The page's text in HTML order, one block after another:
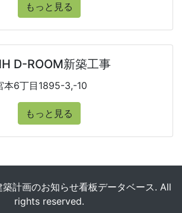
もっと見る
D-ROOM新築工事
本6丁目1895-3,-10
もっと見る
計画のお知らせ看板データベース. All
rights reserved.